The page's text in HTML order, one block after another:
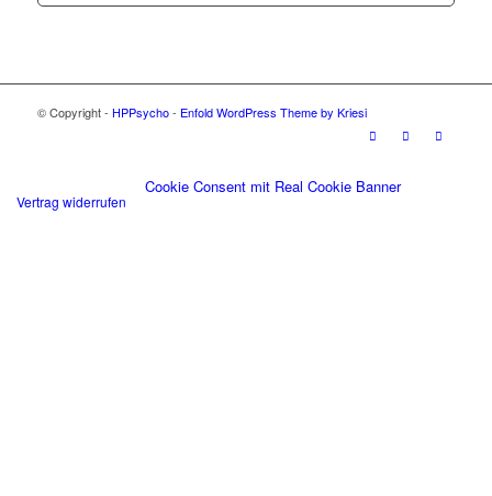
© Copyright - HPPsycho- Enfold WordPress Theme by Kriesi
Vertrag widerrufen
Cookie Consent mit Real Cookie Banner